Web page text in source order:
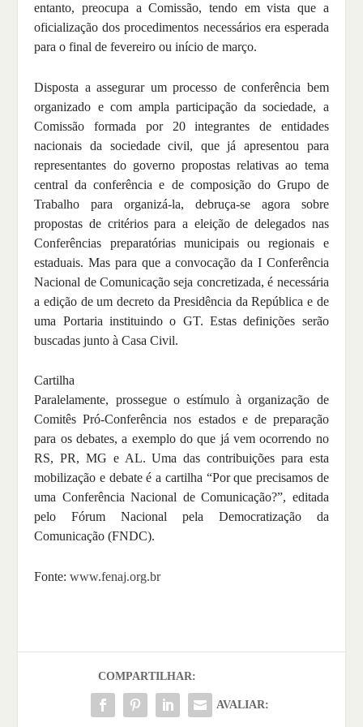
entanto, preocupa a Comissão, tendo em vista que a
oficialização dos procedimentos necessários era esperada
para o final de fevereiro ou início de março.
Disposta a assegurar um processo de conferência bem
organizado e com ampla participação da sociedade, a
Comissão formada por 20 integrantes de entidades
nacionais da sociedade civil, que já apresentou para
representantes do governo propostas relativas ao tema
central da conferência e de composição do Grupo de
Trabalho para organizá-la, debruça-se agora sobre
propostas de critérios para a eleição de delegados nas
Conferências preparatórias municipais ou regionais e
estaduais. Mas para que a convocação da I Conferência
Nacional de Comunicação seja concretizada, é necessária
a edição de um decreto da Presidência da República e de
uma Portaria instituindo o GT. Estas definições serão
buscadas junto à Casa Civil.
Cartilha
Paralelamente, prossegue o estímulo à organização de
Comitês Pró-Conferência nos estados e de preparação
para os debates, a exemplo do que já vem ocorrendo no
RS, PR, MG e AL. Uma das contribuições para esta
mobilização e debate é a cartilha “Por que precisamos de
uma Conferência Nacional de Comunicação?”, editada
pelo Fórum Nacional pela Democratização da
Comunicação (FNDC).
Fonte:www.fenaj.org.br
COMPARTILHAR:
AVALIAR: